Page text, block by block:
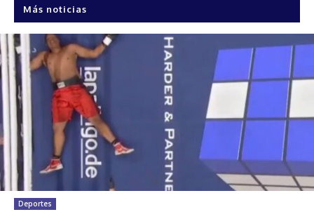
Más noticias
Deportes